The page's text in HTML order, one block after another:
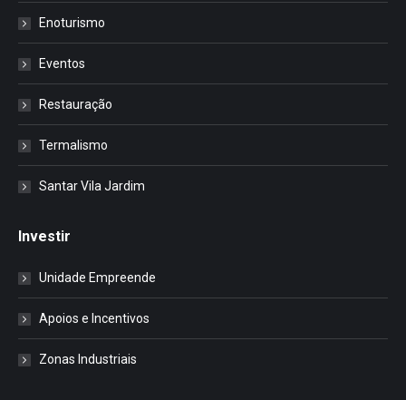
Enoturismo
Eventos
Restauração
Termalismo
Santar Vila Jardim
Investir
Unidade Empreende
Apoios e Incentivos
Zonas Industriais